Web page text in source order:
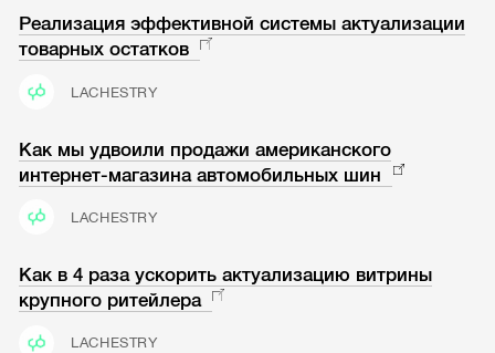
Реализация эффективной системы актуализации
товарных остатков
LACHESTRY
Как мы удвоили продажи американского
интернет-магазина автомобильных шин
LACHESTRY
Как в 4 раза ускорить актуализацию витрины
крупного ритейлера
LACHESTRY